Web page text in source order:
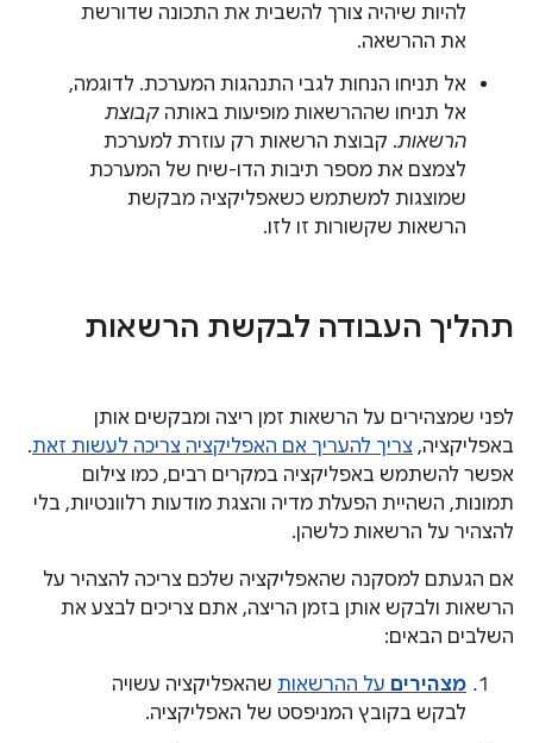
להיות שיהיה צורך להשבית את התכונה שדורשת
את ההרשאה.
אל תניחו הנחות לגבי התנהגות המערכת. לדוגמה,
אל תניחו שההרשאות מופיעות באותה קבוצת
הרשאות. קבוצת הרשאות רק עוזרת למערכת
לצמצם את מספר תיבות הדו-שיח של המערכת
שמוצגות למשתמש כשאפליקציה מבקשת
הרשאות שקשורות זו לזו.
תהליך העבודה לבקשת הרשאות
לפני שמצהירים על הרשאות זמן ריצה ומבקשים אותן
באפליקציה, צריך להעריך אם האפליקציה צריכה לעשות זאת.
אפשר להשתמש באפליקציה במקרים רבים, כמו צילום
תמונות, השהיית הפעלת מדיה והצגת מודעות רלוונטיות, בלי
להצהיר על הרשאות כלשהן.
אם הגעתם למסקנה שהאפליקציה שלכם צריכה להצהיר על
הרשאות ולבקש אותן בזמן הריצה, אתם צריכים לבצע את
השלבים הבאים:
מצהירים על ההרשאות שהאפליקציה עשויה
לבקש בקובץ המניפסט של האפליקציה.